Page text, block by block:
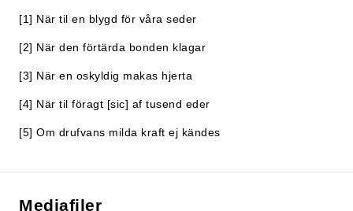
[1] När til en blygd för våra seder
[2] När den förtärda bonden klagar
[3] När en oskyldig makas hjerta
[4] När til föragt [sic] af tusend eder
[5] Om drufvans milda kraft ej kändes
Mediafiler